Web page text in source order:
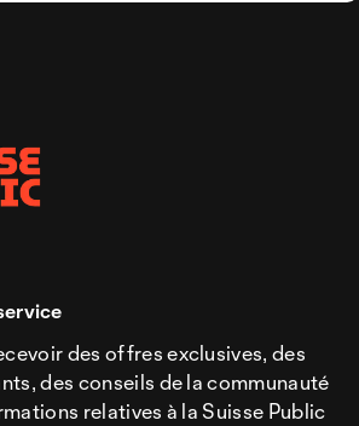
des offres exclusives, des
des conseils de la communauté
relatives à la Suisse Public